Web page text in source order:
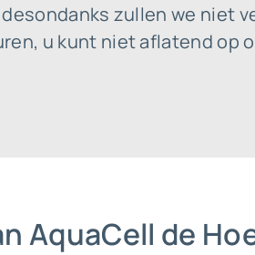
zullen we niet
u kunt niet aflatend op
AquaCell de